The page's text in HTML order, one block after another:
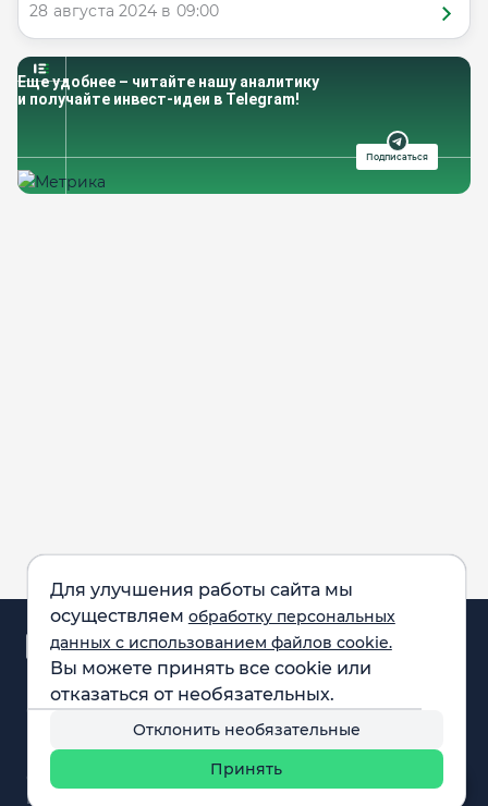
Для улучшения работы сайта мы
осуществляем обработку персональных
данных с использованием файлов cookie.
Вы можете принять все cookie или
отказаться от необязательных.
Отклонить необязательные
Принять
28 августа 2024 в 09:00
Еще удобнее – читайте нашу аналитику
и получайте инвест-идеи в Telegram!
Подписаться
Обращаем внимание:
все материалы,
представленные на
сайте, не являются
инвестиционной
Аналитика и
новости
Карта рынка
Компании
F.A.Q.
Обучение
Вебинары
О нас